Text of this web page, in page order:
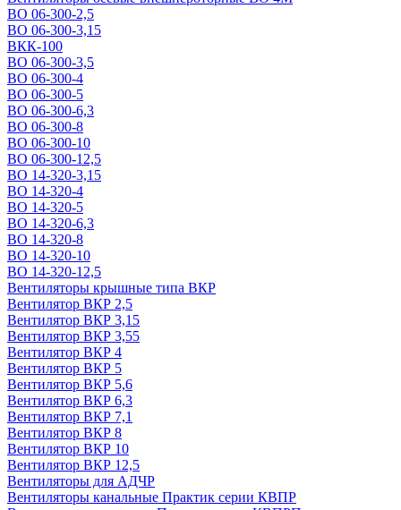
ВО 06-300-2,5
ВО 06-300-3,15
ВКК-100
ВО 06-300-3,5
ВО 06-300-4
ВО 06-300-5
ВО 06-300-6,3
ВО 06-300-8
ВО 06-300-10
ВО 06-300-12,5
ВО 14-320-3,15
ВО 14-320-4
ВО 14-320-5
ВО 14-320-6,3
ВО 14-320-8
ВО 14-320-10
ВО 14-320-12,5
Вентиляторы крышные типа ВКР
Вентилятор ВКР 2,5
Вентилятор ВКР 3,15
Вентилятор ВКР 3,55
Вентилятор ВКР 4
Вентилятор ВКР 5
Вентилятор ВКР 5,6
Вентилятор ВКР 6,3
Вентилятор ВКР 7,1
Вентилятор ВКР 8
Вентилятор ВКР 10
Вентилятор ВКР 12,5
Вентиляторы для АДЧР
Вентиляторы канальные Практик серии КВПР